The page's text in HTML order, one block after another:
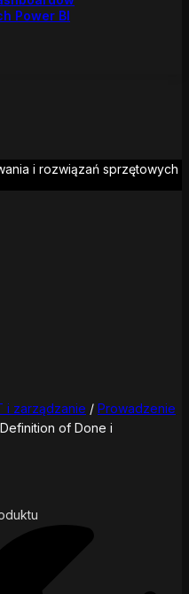
Power BI
i rozwiązań sprzętowych
i zarządzanie / Prowadzenie
of Done i